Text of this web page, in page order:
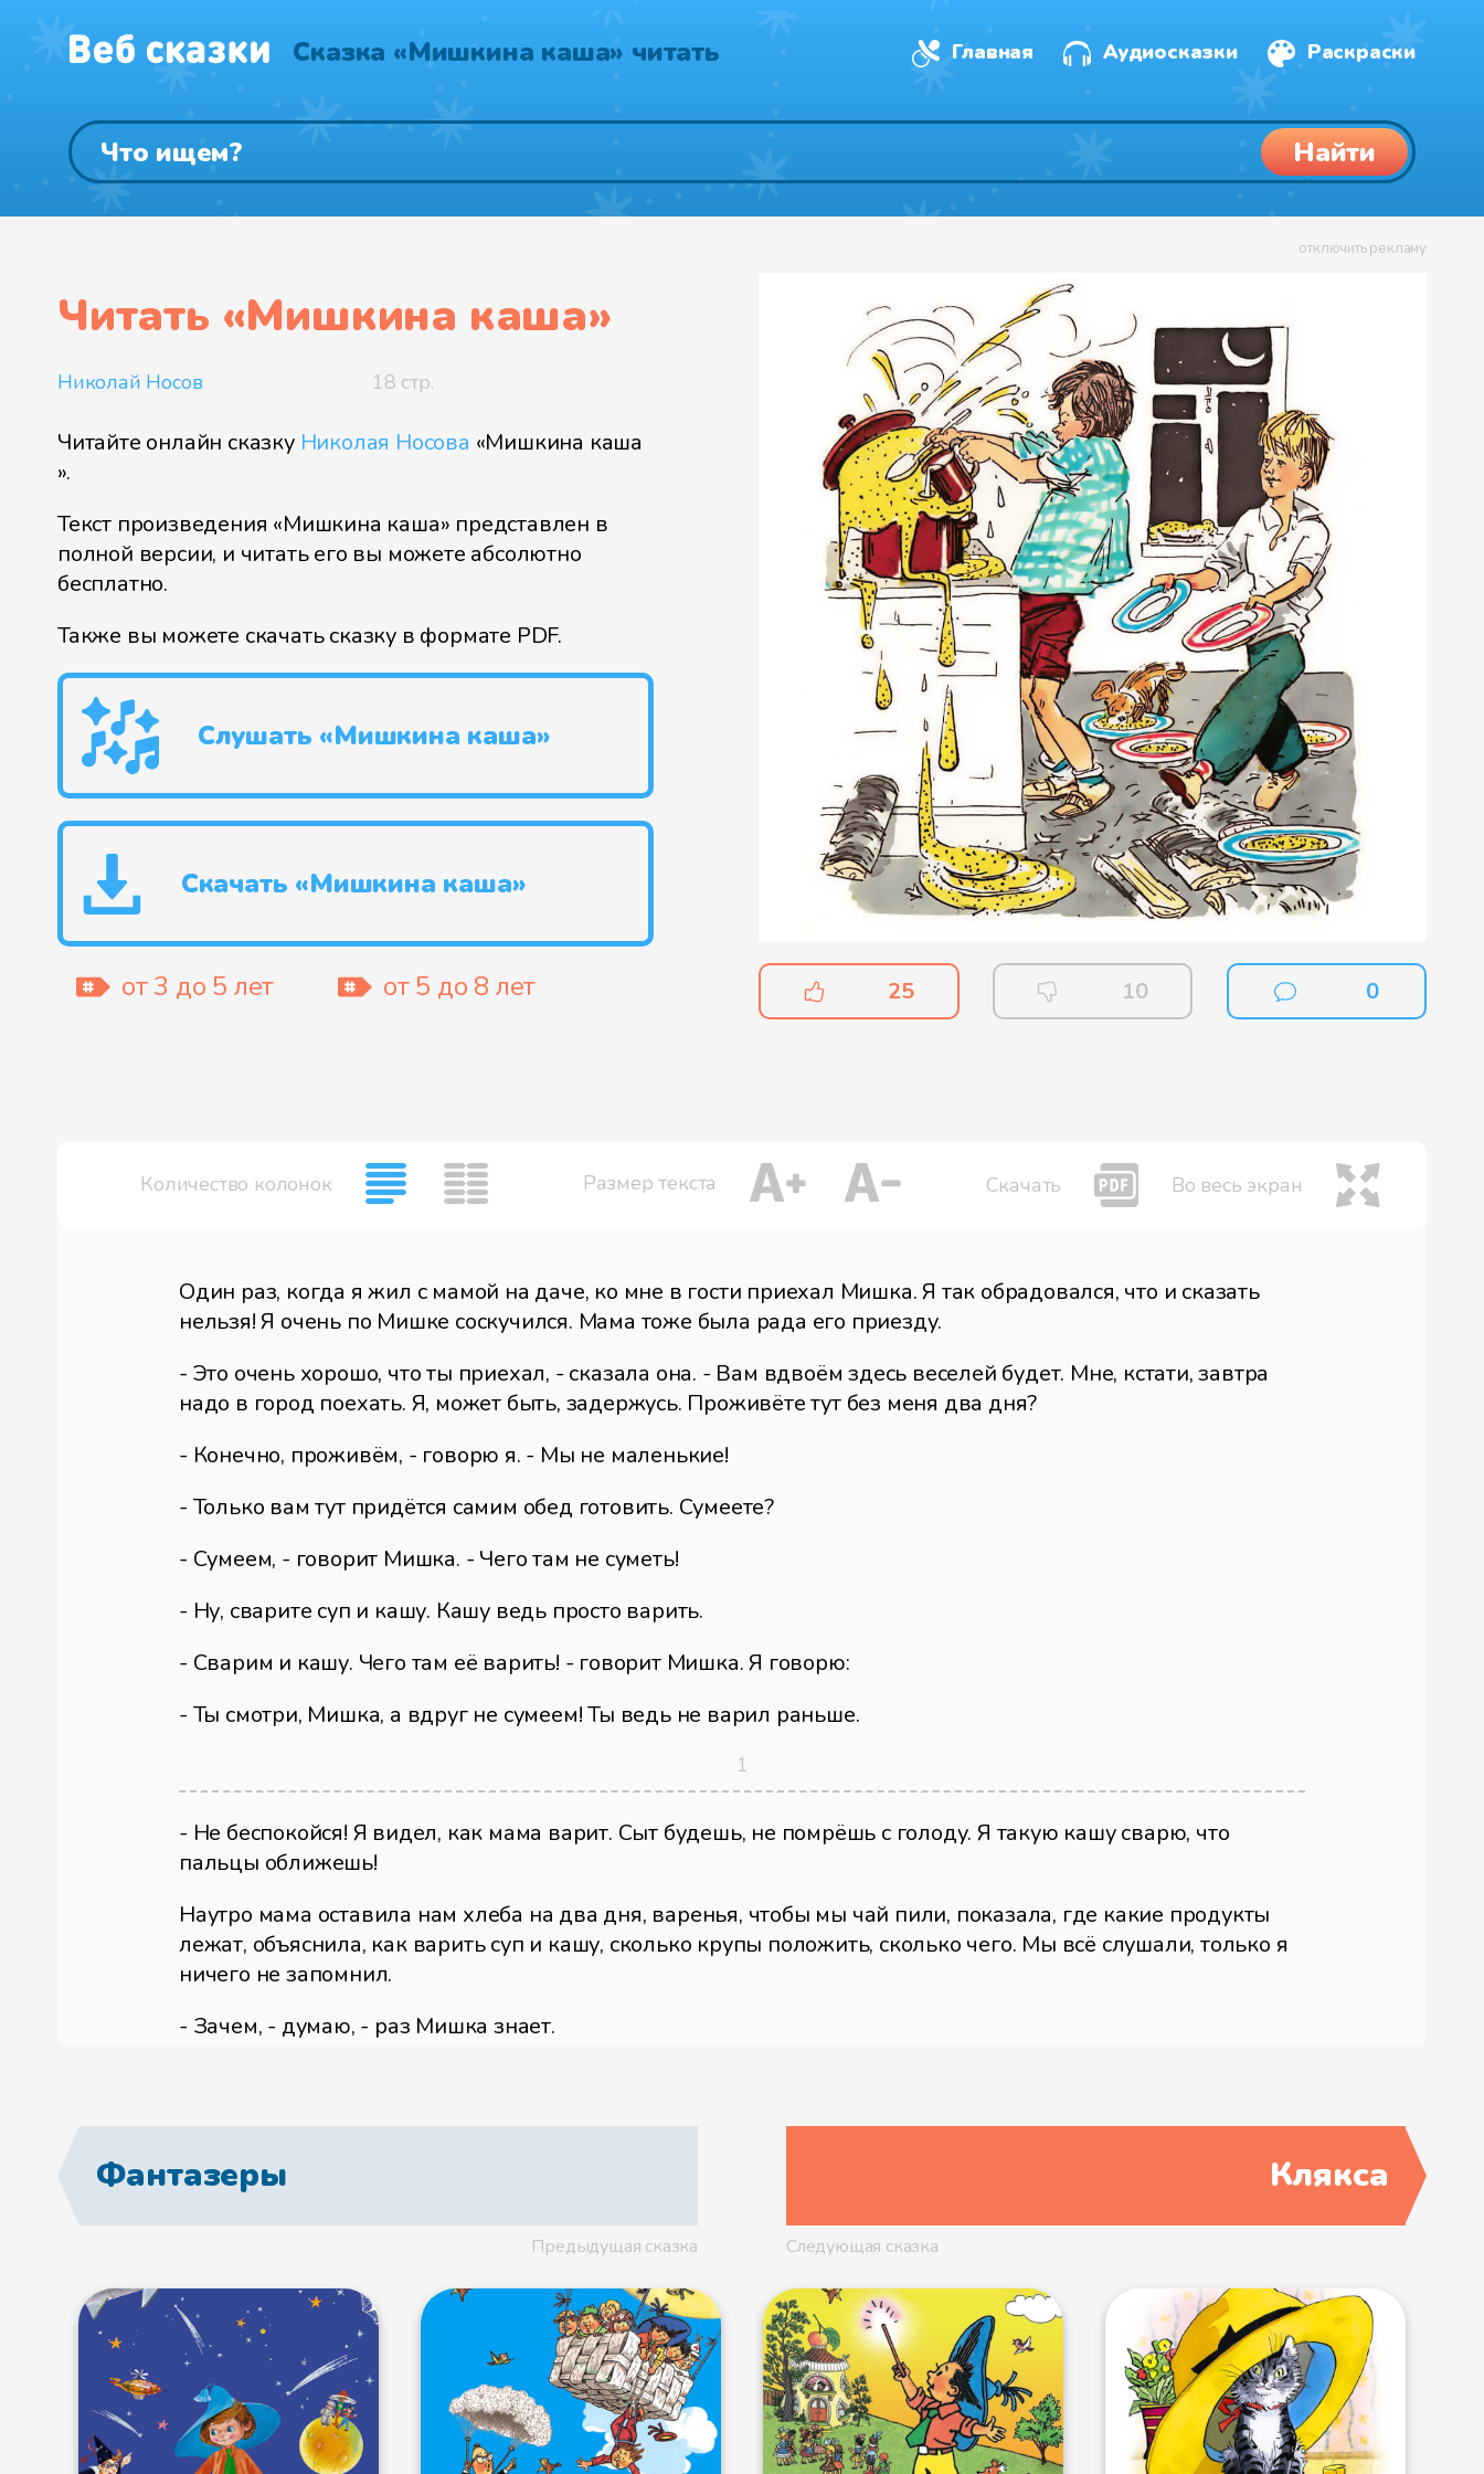
Сказка «Мишкина каша» читать Главная Аудиосказки Раскраски
Найти
отключить рекламу
Читать «Мишкина каша»
Николай Носов 18 стр.
Читайте онлайн сказку Николая Носова «Мишкина каша
».
Текст произведения «Мишкина каша» представлен в
полной версии, и читать его вы можете абсолютно
бесплатно.
Также вы можете скачать сказку в формате PDF.
Слушать «Мишкина каша»
Скачать «Мишкина каша»
от 3 до 5 лет от 5 до 8 лет 25 10 0
Количество колонок Размер текста Скачать Во весь экран
Один раз, когда я жил с мамой на даче, ко мне в гости приехал Мишка. Я так обрадовался, что и сказать
нельзя! Я очень по Мишке соскучился. Мама тоже была рада его приезду.
- Это очень хорошо, что ты приехал, - сказала она. - Вам вдвоём здесь веселей будет. Мне, кстати, завтра
надо в город поехать. Я, может быть, задержусь. Проживёте тут без меня два дня?
- Конечно, проживём, - говорю я. - Мы не маленькие!
- Только вам тут придётся самим обед готовить. Сумеете?
- Сумеем, - говорит Мишка. - Чего там не суметь!
- Ну, сварите суп и кашу. Кашу ведь просто варить.
- Сварим и кашу. Чего там её варить! - говорит Мишка. Я говорю:
- Ты смотри, Мишка, а вдруг не сумеем! Ты ведь не варил раньше.
- Не беспокойся! Я видел, как мама варит. Сыт будешь, не помрёшь с голоду. Я такую кашу сварю, что
пальцы оближешь!
Наутро мама оставила нам хлеба на два дня, варенья, чтобы мы чай пили, показала, где какие продукты
лежат, объяснила, как варить суп и кашу, сколько крупы положить, сколько чего. Мы всё слушали, только я
ничего не запомнил.
- Зачем, - думаю, - раз Мишка знает.
- Постой, - говорю я. - А обед кто будет варить, если мы на реку уйдём?
- Чего там варить! - говорит Мишка. - Одна возня! Съедим весь хлеб, а на ужин сварим кашу. Кашу можно
Нарезали мы хлеба, намазали его вареньем и пошли на реку. Сначала выкупались, потом разлеглись на
песке. Греемся на солнышке и хлеб с вареньем жуём. Потом стали рыбу ловить. Только рыба плохо клевала:
поймали всего с десяток пескариков. Целый день мы на реке проболтались. К вечеру вернулись домой.
Голодные!
- Ну, Мишка, - говорю, - ты специалист. Что варить будем? Только такое, чтоб побыстрей. Есть очень хочется.
Клякса
Следующая сказка
Фантазеры
Предыдущая сказка